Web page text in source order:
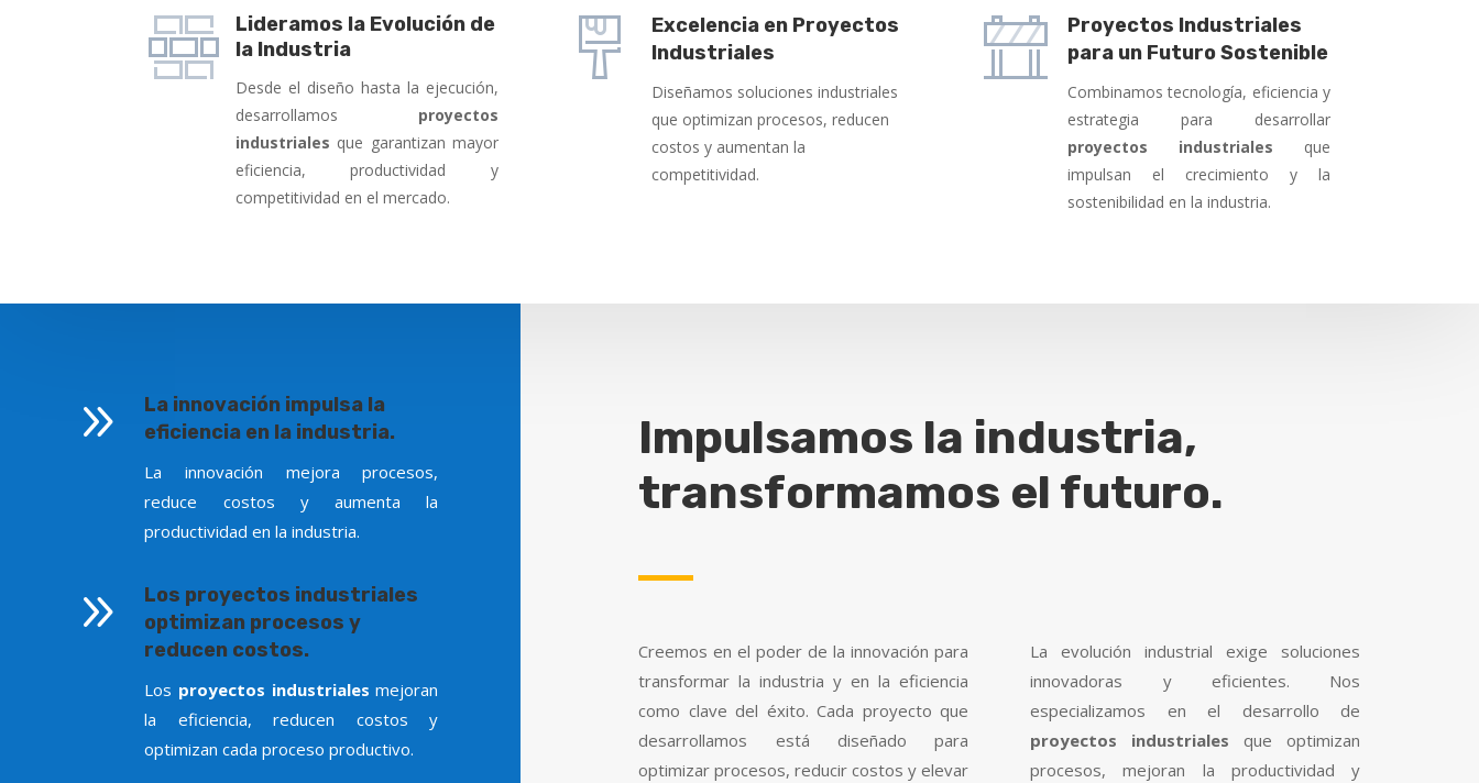
Lideramos la Evolución de
la Industria
Desde el diseño hasta la ejecución,
desarrollamos proyectos
industriales que garantizan mayor
eficiencia, productividad y
competitividad en el mercado.
Excelencia en Proyectos
Industriales
Diseñamos soluciones industriales
que optimizan procesos, reducen
costos y aumentan la
competitividad.
Proyectos Industriales
para un Futuro Sostenible
Combinamos tecnología, eficiencia y
estrategia para desarrollar
proyectos industriales que
impulsan el crecimiento y la
sostenibilidad en la industria.
9
La innovación impulsa la
eficiencia en la industria.
La innovación mejora procesos,
reduce costos y aumenta la
productividad en la industria.
9
Los proyectos industriales
optimizan procesos y
reducen costos.
Los proyectos industriales mejoran
la eficiencia, reducen costos y
optimizan cada proceso productivo.
Impulsamos la industria,
transformamos el futuro.
Creemos en el poder de la innovación para
transformar la industria y en la eficiencia
como clave del éxito. Cada proyecto que
desarrollamos está diseñado para
optimizar procesos, reducir costos y elevar
La evolución industrial exige soluciones
innovadoras y eficientes. Nos
especializamos en el desarrollo de
proyectos industriales que optimizan
procesos, mejoran la productividad y